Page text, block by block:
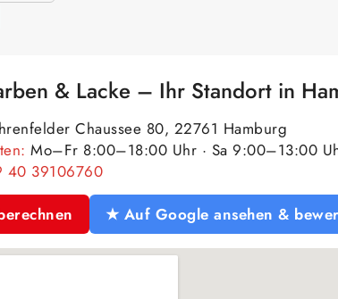
& Lacke – Ihr Standort in
Chaussee 80, 22761 Hamburg
Mo–Fr 8:00–18:00 Uhr · Sa 9:00–13:00
40 39106760
★ Auf Google ansehen &